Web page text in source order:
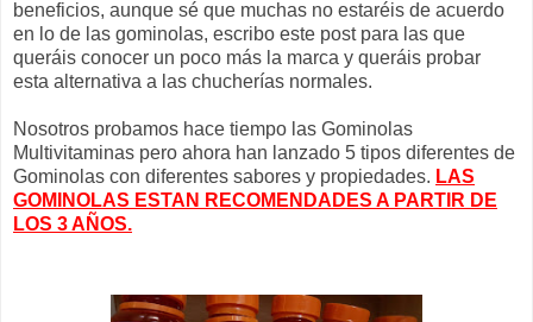
beneficios, aunque sé que muchas no estaréis de acuerdo
en lo de las gominolas, escribo este post para las que
queráis conocer un poco más la marca y queráis probar
esta alternativa a las chucherías normales.
Nosotros probamos hace tiempo las Gominolas
Multivitaminas pero ahora han lanzado 5 tipos diferentes de
Gominolas con diferentes sabores y propiedades. LAS
GOMINOLAS ESTAN RECOMENDADES A PARTIR DE
LOS 3 AÑOS.